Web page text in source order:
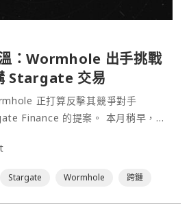
：Wormhole 出手挑戰
Stargate 交易
正打算反擊其競爭對手
的提案。 本月稍早，
Stargate Wormhole 跨鏈